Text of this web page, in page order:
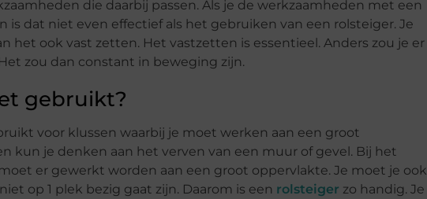
die daarbij passen. Als je de werkzaamheden met een
is dat niet even effectief als het gebruiken van een rolsteiger. Je
het ook vast zetten. Het vastzetten is essentieel. Anders zou je er
zou dan constant in beweging zijn.
gebruikt?
voor klussen waarbij je moet werken aan een groot
kun je denken aan het verven van een muur of gevel. Bij het
er gewerkt worden aan een groot oppervlakte. Je moet je ook
op 1 plek bezig gaat zijn. Daarom is een rolsteiger zo handig. Je